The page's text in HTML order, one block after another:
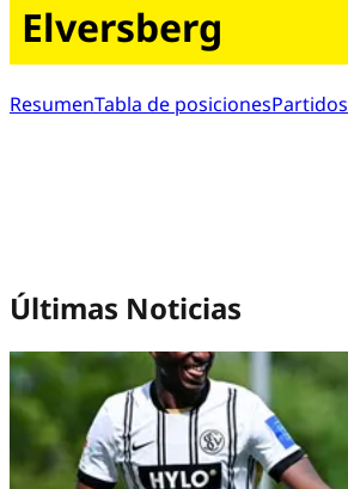
Elversberg
ResumenTabla de posicionesPartidos
Últimas Noticias